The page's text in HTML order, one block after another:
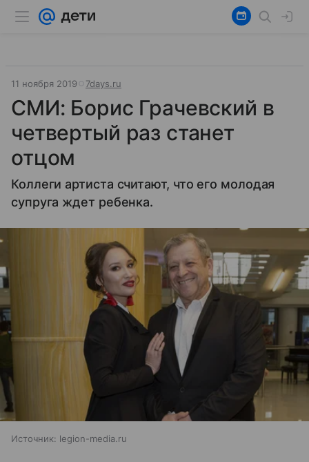
11 ноября 2019 7days.ru
СМИ: Борис Грачевский в
четвертый раз станет
отцом
Коллеги артиста считают, что его молодая
супруга ждет ребенка.
Источник: legion-media.ru